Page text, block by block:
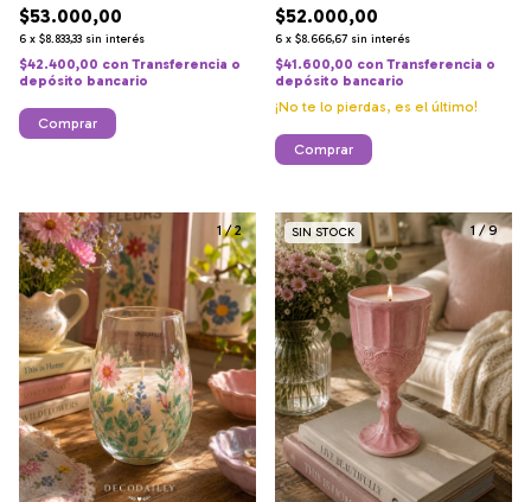
$53.000,00
6 x $8.833,33 sin interés
$42.400,00 con Transferencia o
depósito bancario
Comprar
$52.000,00
6 x $8.666,67 sin interés
$41.600,00 con Transferencia o
depósito bancario
¡No te lo pierdas, es el último!
Comprar
1/2 1/9
SIN STOCK